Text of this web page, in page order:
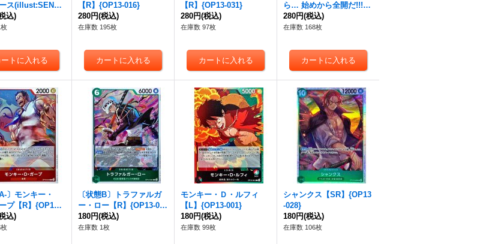
ス(illust:SENNS
】{OP13-119}
込)
【R】{OP13-016}
280円(税込)
在庫数 195枚
【R】{OP13-031}
280円(税込)
在庫数 97枚
ら… 始めから全開だ!!!
【R】{OP13-040}
280円(税込)
在庫数 168枚
〕モンキー・
プ【R】{OP13-0
込)
〔状態B〕トラファルガ
ー・ロー【R】{OP13-03
1}
180円(税込)
在庫数 1枚
モンキー・Ｄ・ルフィ
【L】{OP13-001}
180円(税込)
在庫数 99枚
シャンクス【SR】{OP13
-028}
180円(税込)
在庫数 106枚